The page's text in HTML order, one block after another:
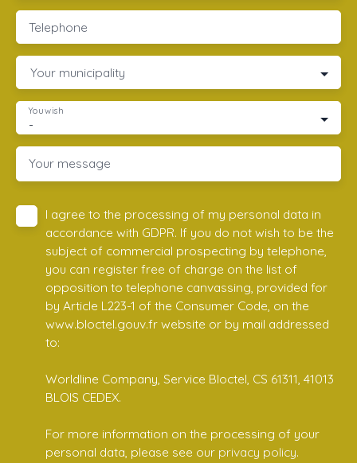
Telephone
Your municipality
-
You wish
Your message
I agree to the processing of my personal data in
accordance with GDPR. If you do not wish to be the
subject of commercial prospecting by telephone,
you can register free of charge on the list of
opposition to telephone canvassing, provided for
by Article L223-1 of the Consumer Code, on the
www.bloctel.gouv.fr website or by mail addressed
to:
Worldline Company, Service Bloctel, CS 61311, 41013
BLOIS CEDEX.
For more information on the processing of your
personal data, please see our privacy policy.